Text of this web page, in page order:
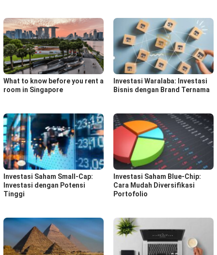
What to know before you rent a
room in Singapore
Investasi Waralaba: Investasi
Bisnis dengan Brand Ternama
Investasi Saham Small-Cap:
Investasi dengan Potensi
Tinggi
Investasi Saham Blue-Chip:
Cara Mudah Diversifikasi
Portofolio